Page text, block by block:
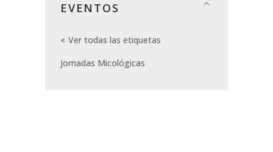
EVENTOS
Ver todas las etiquetas
Jornadas Micológicas